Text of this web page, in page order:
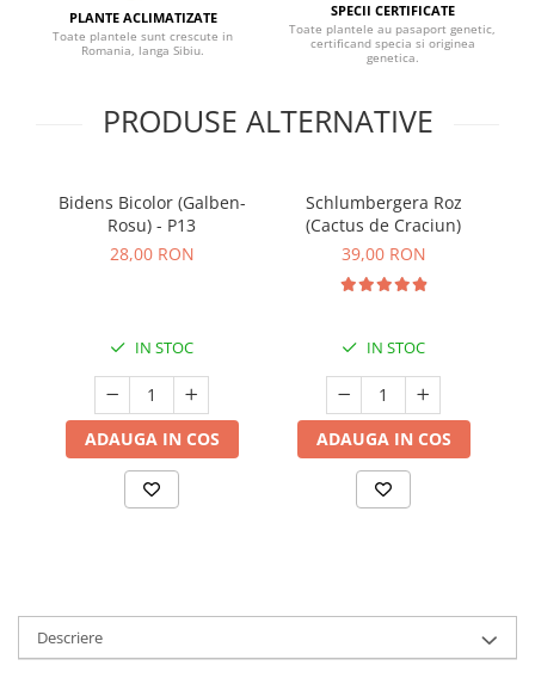
PLANTE ACLIMATIZATE
Toate plantele sunt crescute in
Romania, langa Sibiu.
SPECII CERTIFICATE
Toate plantele au pasaport genetic,
certificand specia si originea
genetica.
PRODUSE ALTERNATIVE
Bidens Bicolor (Galben-
Rosu) - P13
28,00 RON
IN STOC
ADAUGA IN COS
Schlumbergera Roz
(Cactus de Craciun)
39,00 RON
IN STOC
ADAUGA IN COS
Descriere